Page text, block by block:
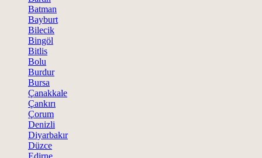
Batman
Bayburt
Bilecik
Bingöl
Bitlis
Bolu
Burdur
Bursa
Çanakkale
Çankırı
Çorum
Denizli
Diyarbakır
Düzce
Edirne